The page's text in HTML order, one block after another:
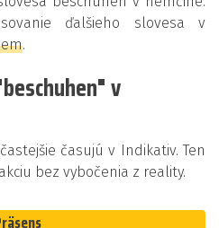
ďalšieho slovesa v
.
v
časujú v Indikativ. Ten
bez vybočenia z reality.